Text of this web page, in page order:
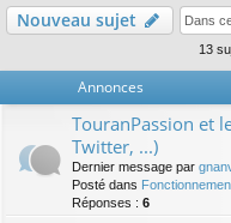
de
Nouveau sujet
13
Annonces
TouranPassion et
Twitter, ...)
Dernier message par
Posté dans
Réponses : 6